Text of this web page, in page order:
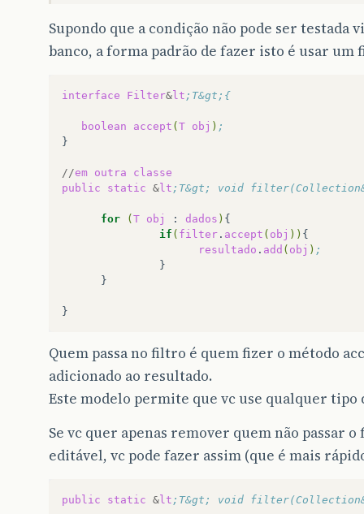
Supondo que a condição não pode ser testada
banco, a forma padrão de fazer isto é usar um
interface Filter& lt ;T&gt;{
boolean accept ( T obj ) ;
}
//em outra
classe
public
static & lt ;T&gt; void
for ( T obj : dados )
if ( filter . accept ( obj ))
resultado . add ( obj ) ;
}
Quem passa no filtro é quem fizer o método
adicionado ao resultado.
Este modelo permite que vc use qualquer tipo
Se vc quer apenas remover quem não passar
editável, vc pode fazer assim (que é mais
public static &lt ;T&gt; void